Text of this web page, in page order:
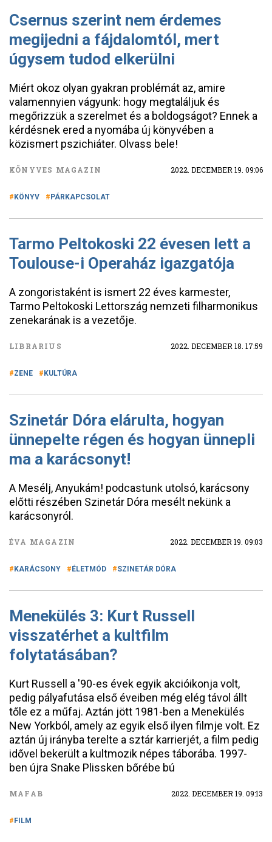
Csernus szerint nem érdemes
megijedni a fájdalomtól, mert
úgysem tudod elkerülni
Miért okoz olyan gyakran problémát az, amire
valamennyien vágyunk: hogy megtaláljuk és
megőrizzük a szerelmet és a boldogságot? Ennek a
kérdésnek ered a nyomába új könyvében a
közismert pszichiáter. Olvass bele!
KÖNYVES MAGAZIN 2022. DECEMBER 19. 09:06
KÖNYV PÁRKAPCSOLAT
Tarmo Peltokoski 22 évesen lett a
Toulouse-i Operaház igazgatója
A zongoristaként is ismert 22 éves karmester,
Tarmo Peltokoski Lettország nemzeti filharmonikus
zenekarának is a vezetője.
LIBRARIUS 2022. DECEMBER 18. 17:59
ZENE KULTÚRA
Szinetár Dóra elárulta, hogyan
ünnepelte régen és hogyan ünnepli
ma a karácsonyt!
A Mesélj, Anyukám! podcastunk utolsó, karácsony
előtti részében Szinetár Dóra mesélt nekünk a
karácsonyról.
ÉVA MAGAZIN 2022. DECEMBER 19. 09:03
KARÁCSONY ÉLETMÓD SZINETÁR DÓRA
Menekülés 3: Kurt Russell
visszatérhet a kultfilm
folytatásában?
Kurt Russell a '90-es évek egyik akcióikonja volt,
pedig pályafutása első éveiben még elég távol állt
tőle ez a műfaj. Aztán jött 1981-ben a Menekülés
New Yorkból, amely az egyik első ilyen filmje volt. Ez
aztán új irányba terelte a sztár karrierjét, a film pedig
idővel bekerült a kultmozik népes táborába. 1997-
ben újra Snake Plissken bőrébe bú
MAFAB 2022. DECEMBER 19. 09:13
FILM